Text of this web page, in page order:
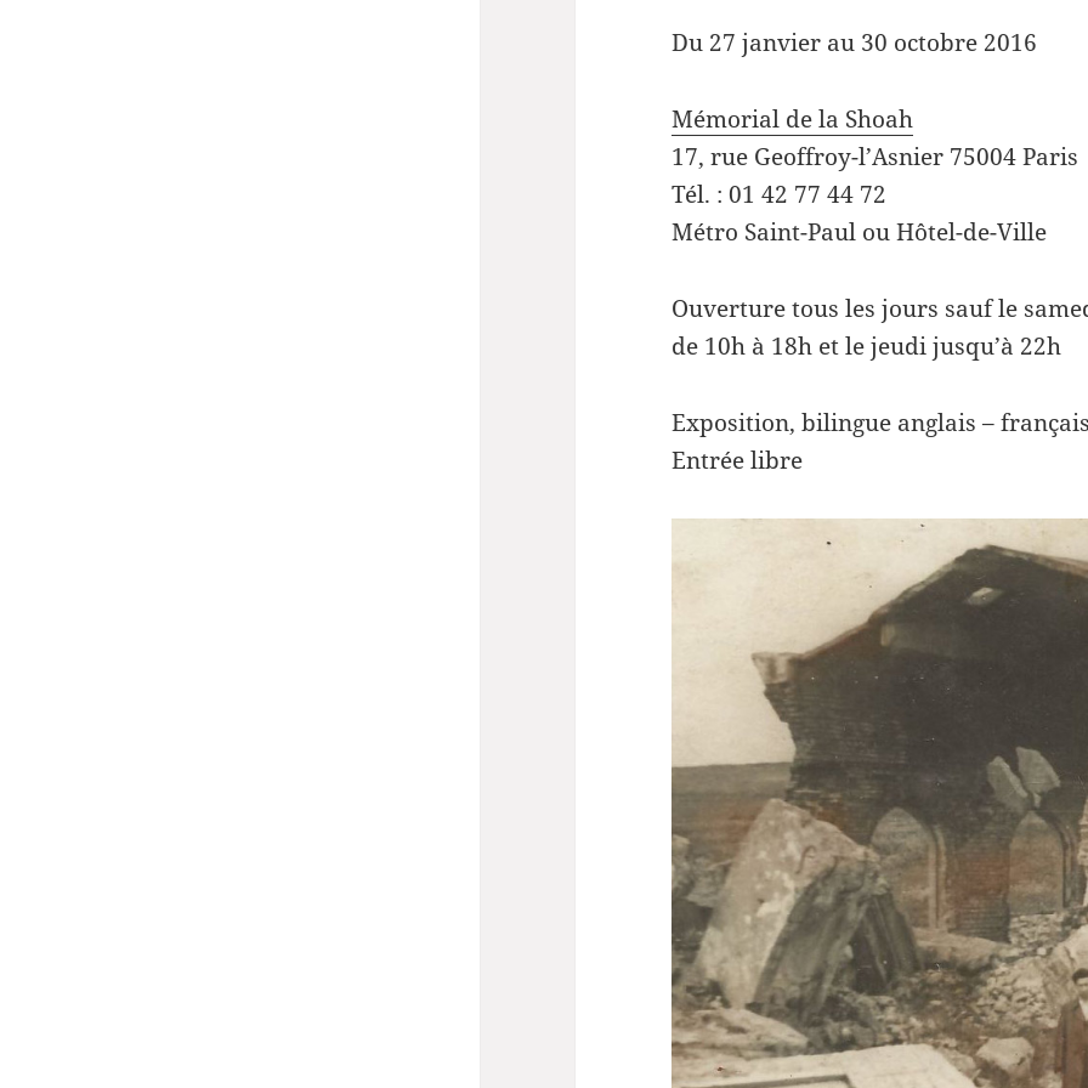
Du 27 janvier au 30 octobre 2016
Mémorial de la Shoah
17, rue Geoffroy-l’Asnier 75004 Paris
Tél. : 01 42 77 44 72
Métro Saint-Paul ou Hôtel-de-Ville
Ouverture tous les jours sauf le
de 10h à 18h et le jeudi jusqu’à 22h
Exposition, bilingue anglais –
Entrée libre